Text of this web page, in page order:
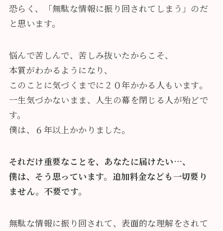
恐らく、「無駄な情報に振り回されてしまう」のだ
と思います。
悩んで苦しんで、苦しみ抜いたからこそ、
本質がわかるようになり、
このことに気づくまでに２０年かかる人もいます。
一生気づかないまま、人生の幕を閉じる人が殆どで
す。
僕は、６年以上かかりました。
それだけ重要なことを、あなたに届けたい…、
僕は、そう思っています。追加料金なども一切要り
ません。不要です。
無駄な情報に振り回されて、表面的な理解をされて